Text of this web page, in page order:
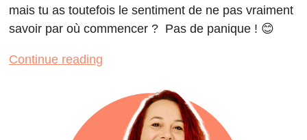
mais tu as toutefois le sentiment de ne pas vraiment
savoir par où commencer ? Pas de panique ! 😊
Continue reading